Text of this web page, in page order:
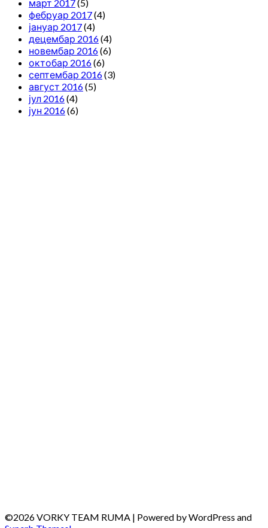
март 2017(5)
фебруар 2017(4)
јануар 2017(4)
децембар 2016(4)
новембар 2016(6)
октобар 2016(6)
септембар 2016(3)
август 2016(5)
јул 2016(4)
јун 2016(6)
©2026 VORKY TEAM RUMA | Powered by WordPress and